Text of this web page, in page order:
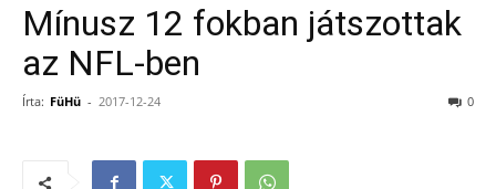
Mínusz 12 fokban játszottak
az NFL-ben
Írta: FüHü - 2017-12-24 0